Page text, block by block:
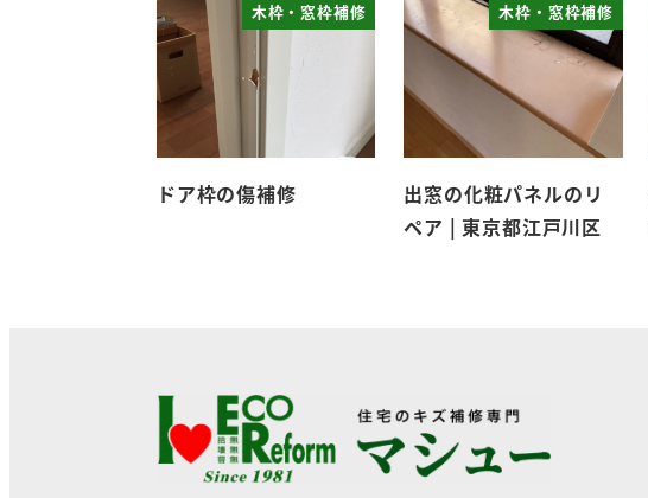
木枠・窓枠補修
ドア枠の傷補修
木枠・窓枠補修
出窓の化粧パネルのリ
ペア | 東京都江戸川区